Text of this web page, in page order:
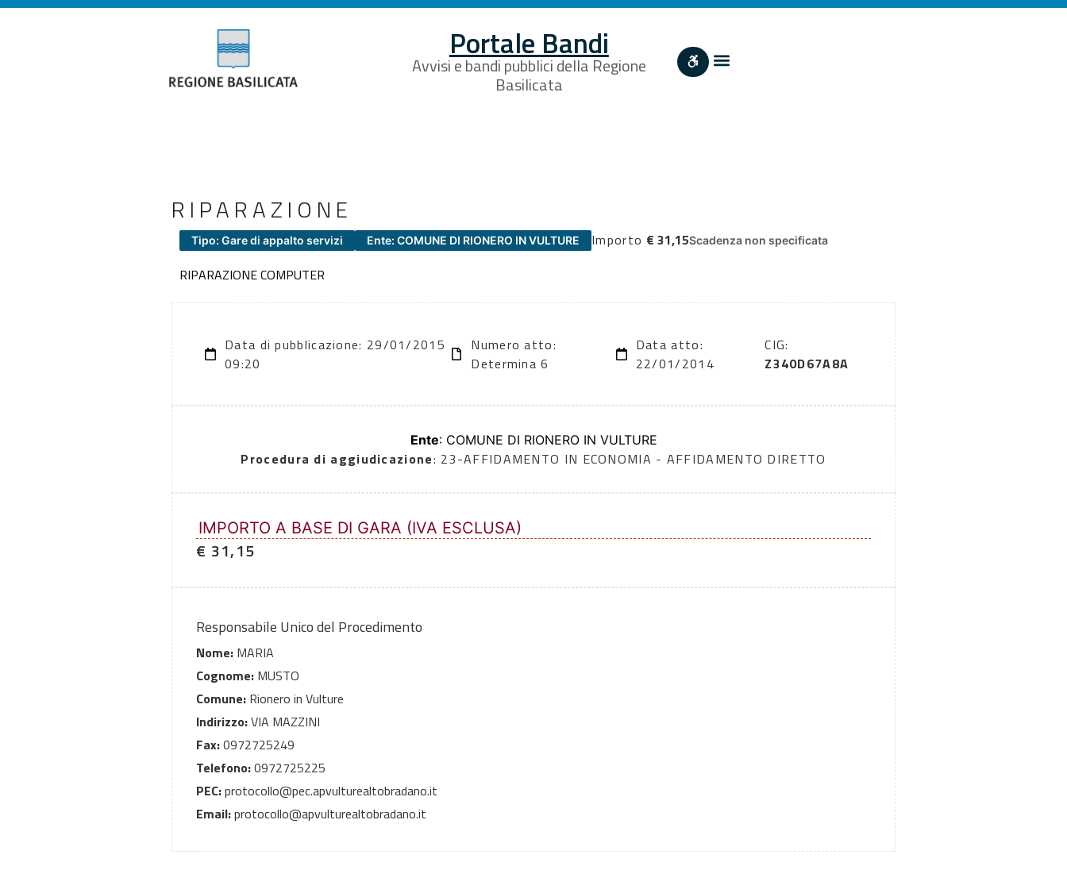
Portale Bandi
Avvisi e bandi pubblici della Regione
Basilicata
RIPARAZIONE
Tipo: Gare di appalto servizi Ente: COMUNE DI RIONERO IN VULTURE Importo € 31,15Scadenza non specificata
RIPARAZIONE COMPUTER
Data di pubblicazione: 29/01/2015
09:20
Numero atto:
Determina 6
Data atto:
22/01/2014
CIG:
Z340D67A8A
Ente: COMUNE DI RIONERO IN VULTURE
Procedura di aggiudicazione: 23-AFFIDAMENTO IN ECONOMIA - AFFIDAMENTO DIRETTO
IMPORTO A BASE DI GARA (IVA ESCLUSA)
€ 31,15
Responsabile Unico del Procedimento
Nome: MARIA
Cognome: MUSTO
Comune: Rionero in Vulture
Indirizzo:VIA MAZZINI
Fax:0972725249
Telefono:0972725225
PEC:protocollo@pec.apvulturealtobradano.it
Email:protocollo@apvulturealtobradano.it